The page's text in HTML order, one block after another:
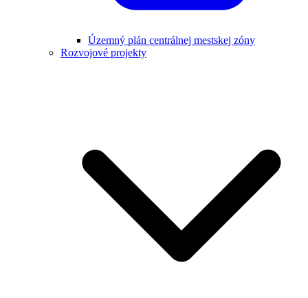
Územný plán centrálnej mestskej zóny
Rozvojové projekty